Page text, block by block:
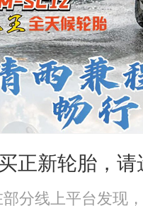
正新轮胎，
分线上平台发现